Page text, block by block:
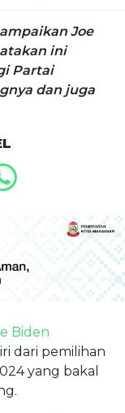
Joe
ini
Partai
dan juga
Biden
dari pemilihan
yang bakal